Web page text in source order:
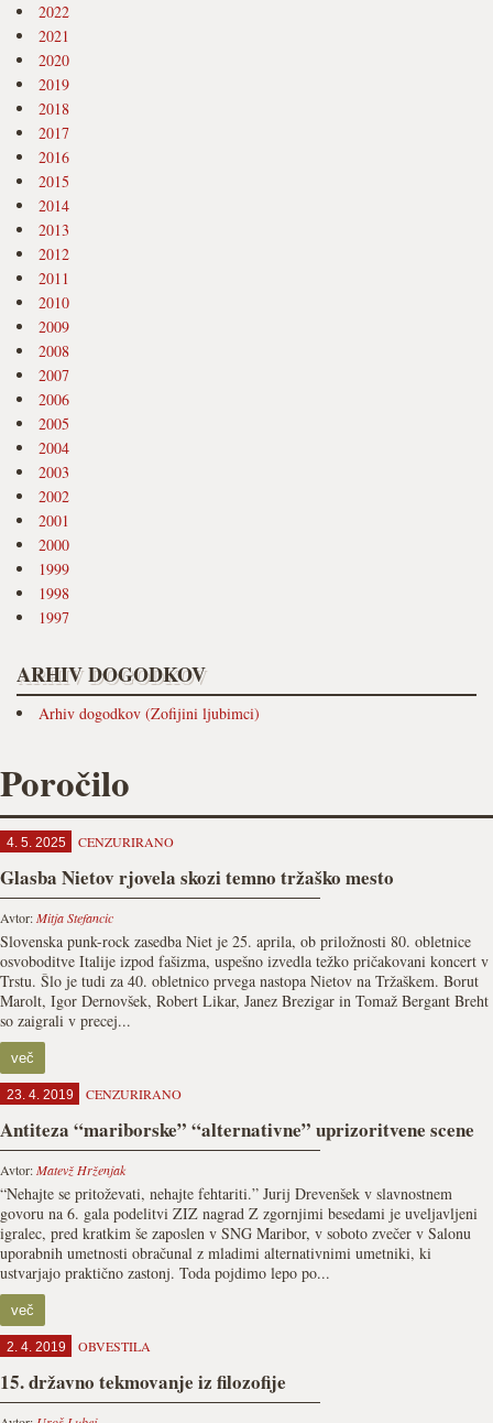
2022
2021
2020
2019
2018
2017
2016
2015
2014
2013
2012
2011
2010
2009
2008
2007
2006
2005
2004
2003
2002
2001
2000
1999
1998
1997
ARHIV DOGODKOV
Arhiv dogodkov (Zofijini ljubimci)
Poročilo
4. 5. 2025 CENZURIRANO
Glasba Nietov rjovela skozi temno tržaško mesto
Avtor:Mitja Stefancic
Slovenska punk-rock zasedba Niet je 25. aprila, ob priložnosti 80. obletnice
osvoboditve Italije izpod fašizma, uspešno izvedla težko pričakovani koncert v
Trstu. Šlo je tudi za 40. obletnico prvega nastopa Nietov na Tržaškem. Borut
Marolt, Igor Dernovšek, Robert Likar, Janez Brezigar in Tomaž Bergant Breht
so zaigrali v precej...
več
23. 4. 2019 CENZURIRANO
Antiteza “mariborske” “alternativne” uprizoritvene scene
Avtor:Matevž Hrženjak
“Nehajte se pritoževati, nehajte fehtariti.” Jurij Drevenšek v slavnostnem
govoru na 6. gala podelitvi ZIZ nagrad Z zgornjimi besedami je uveljavljeni
igralec, pred kratkim še zaposlen v SNG Maribor, v soboto zvečer v Salonu
uporabnih umetnosti obračunal z mladimi alternativnimi umetniki, ki
ustvarjajo praktično zastonj. Toda pojdimo lepo po...
več
2. 4. 2019 OBVESTILA
15. državno tekmovanje iz filozofije